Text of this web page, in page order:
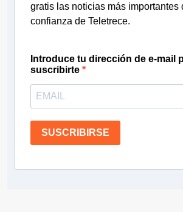
gratis las noticias más importantes
confianza de Teletrece.
Introduce tu dirección de e-mail
suscribirte
SUSCRIBIRSE